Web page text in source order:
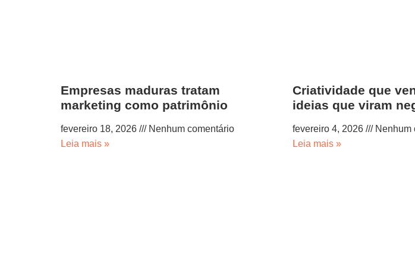
Empresas maduras tratam
marketing como patrimônio
fevereiro 18, 2026
Nenhum comentário
Leia mais »
Criatividade que
ideias que viram
fevereiro 4, 2026
Nenhum
Leia mais »